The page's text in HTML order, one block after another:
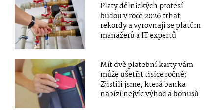
Platy dělnických profesí
budou v roce 2026 trhat
rekordy a vyrovnají se platům
manažerů a IT expertů
Mít dvě platební karty vám
může ušetřit tisíce ročně:
Zjistili jsme, která banka
nabízí nejvíc výhod a bonusů